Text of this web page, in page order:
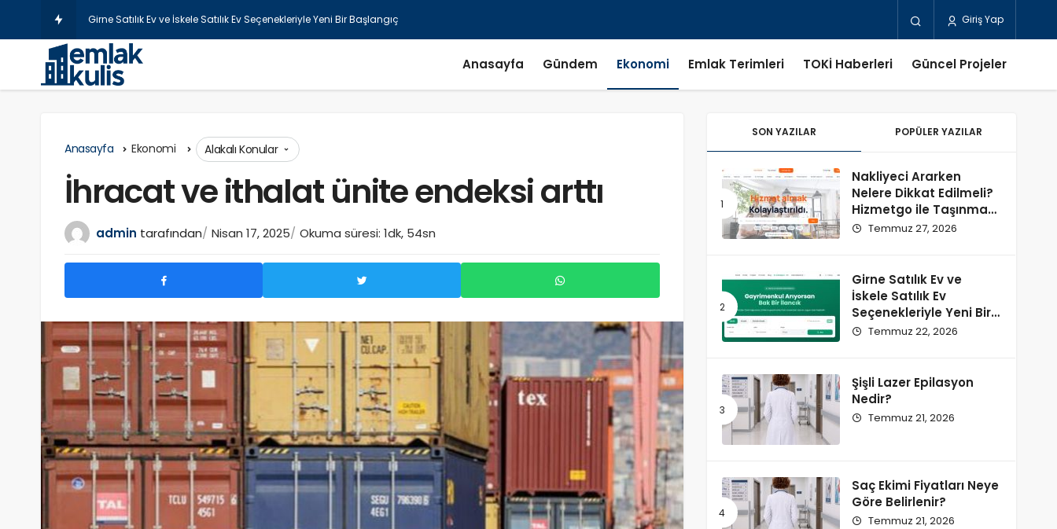
Şiş Giriş Yap
Anasayfa Gündem Ekonomi Emlak Terimleri TOKİ Haberleri Güncel Projeler
Anasayfa Ekonomi Alakalı Konular
İhracat ve ithalat ünite endeksi arttı
admin tarafından Nisan 17, 2025 Okuma süresi: 1dk, 54sn
SON YAZILAR POPÜLER YAZILAR
Nakliyeci Ararken
Nelere Dikkat Edilmeli?
Hizmetgo ile Taşınma
Sürecini Kolaylaştırın
Temmuz 27, 2026
Girne Satılık Ev ve
İskele Satılık Ev
Seçenekleriyle Yeni Bir
Başlangıç
Temmuz 22, 2026
Şişli Lazer Epilasyon
Nedir?
Temmuz 21, 2026
Saç Ekimi Fiyatları Neye
Göre Belirlenir?
Temmuz 21, 2026